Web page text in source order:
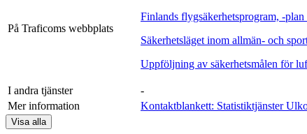
På Traficoms webbplats
Finlands flygsäkerhetsprogram, -
Säkerhetsläget inom allmän- och
Uppföljning av säkerhetsmålen för
I andra tjänster
-
Mer information
Kontaktblankett: Statistiktjänster
Visa alla